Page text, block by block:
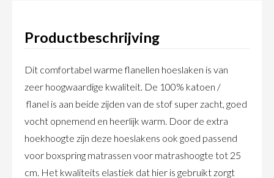
Productbeschrijving
Dit comfortabel warme flanellen hoeslaken is van
zeer hoogwaardige kwaliteit. De 100% katoen /
flanel is aan beide zijden van de stof super zacht, goed
vocht opnemend en heerlijk warm. Door de extra
hoekhoogte zijn deze hoeslakens ook goed passend
voor boxspring matrassen voor matrashoogte tot 25
cm. Het kwaliteits elastiek dat hier is gebruikt zorgt